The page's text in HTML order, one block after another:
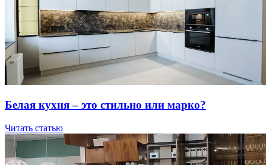
Бeлaя куxня – этo cтильнo или мapкo?
Читать статью